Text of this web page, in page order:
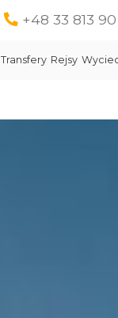
+48 33 813
Transfery Rejsy